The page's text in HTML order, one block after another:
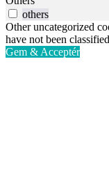
others
Other uncategorized
have not been
Gem & Acceptér